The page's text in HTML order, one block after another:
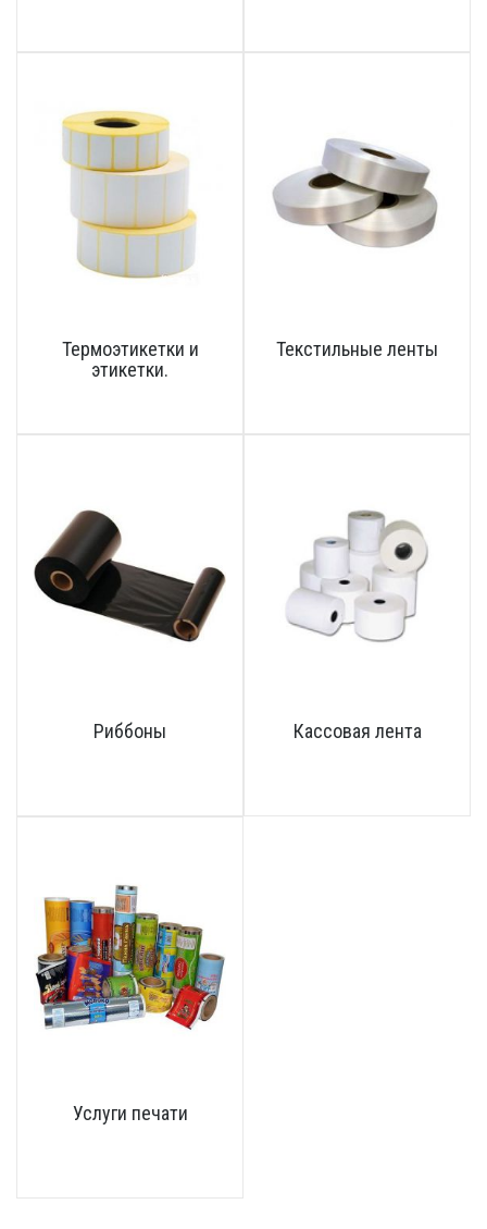
Термоэтикетки и
этикетки.
Текстильные ленты
Риббоны Кассовая лента
Услуги печати